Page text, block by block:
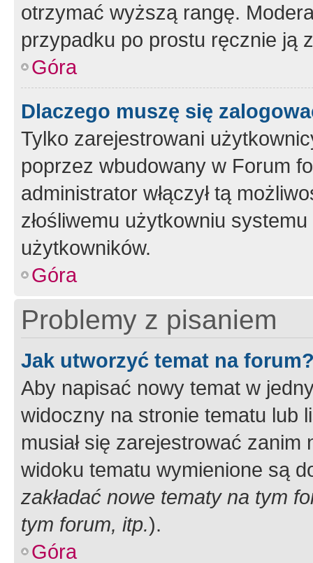
otrzymać wyższą rangę.
przypadku po prostu ręcznie ją
Góra
Dlaczego muszę się
Tylko zarejestrowani
poprzez wbudowany w Forum
administrator włączył tą
złośliwemu użytkowniu
użytkowników.
Góra
Problemy z pisaniem
Jak utworzyć temat na
Aby napisać nowy temat w
widoczny na stronie tematu lub
musiał się zarejestrować
widoku tematu wymienione są
zakładać nowe tematy na tym
tym forum, itp.).
Góra